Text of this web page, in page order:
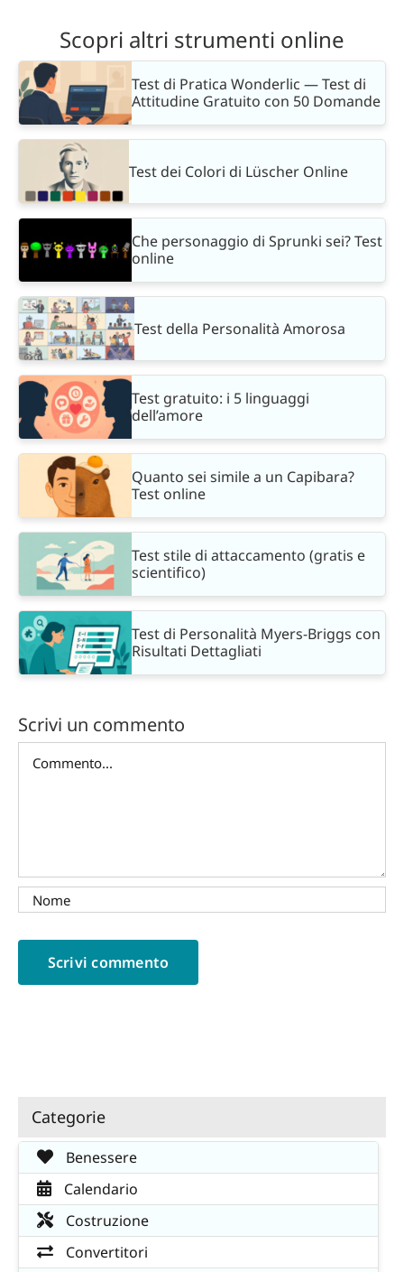
Scopri altri strumenti online
Test di Pratica Wonderlic — Test di
Attitudine Gratuito con 50 Domande
Test dei Colori di Lüscher Online
Che personaggio di Sprunki sei? Test
online
Test della Personalità Amorosa
Test gratuito: i 5 linguaggi
dell’amore
Quanto sei simile a un Capibara?
Test online
Test stile di attaccamento (gratis e
scientifico)
Test di Personalità Myers-Briggs con
Risultati Dettagliati
Scrivi un commento
Categorie
Benessere
Calendario
Costruzione
Convertitori